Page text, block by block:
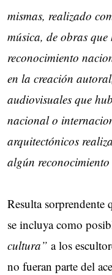
mismas, realizado
música, de obras
reconocimiento
en la creación
audiovisuales que
nacional o
arquitectónicos
algún
Resulta
se incluya como
cultura” a los
no fueran parte del